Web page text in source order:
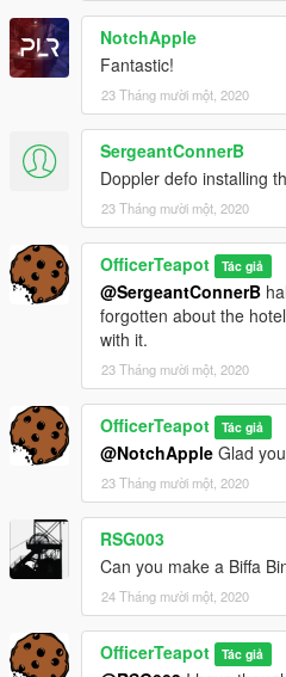
NotchApple
Fantastic!
23 Tháng mười một, 2020
SergeantConnerB
Doppler defo installing
23 Tháng mười một, 2020
OfficerTeapot Tác giả
@SergeantConnerB
forgotten about the
with it.
23 Tháng mười một, 2020
OfficerTeapot Tác giả
@NotchApple Glad
23 Tháng mười một, 2020
RSG003
Can you make a Biffa
24 Tháng mười một, 2020
OfficerTeapot Tác giả